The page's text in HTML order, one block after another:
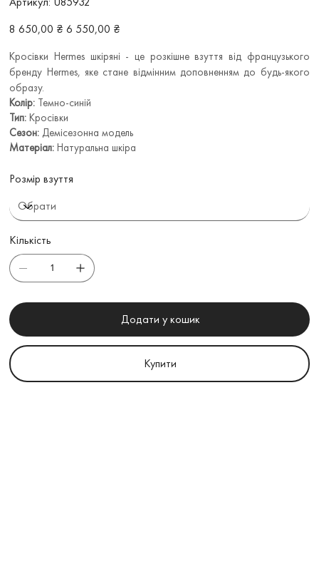
U85932
Звичайна
ціна
8 650,00 ₴
Ціна
зі
6 550,00 ₴
Кросівки Hermes шкіряні - це розкішне взуття від французького
бренду Hermes, яке стане відмінним доповненням до будь-якого
образу.
Колір: Темно-синій
Тип: Кросівки
Сезон: Демісезонна модель
Матеріал: Натуральна шкіра
Розмір взуття
Кількість
Додати у кошик
Купити